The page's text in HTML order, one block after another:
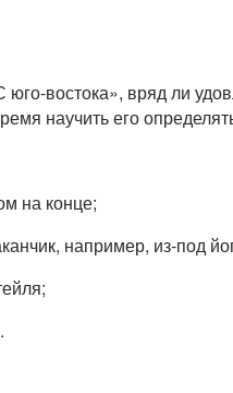
востока», вряд ли
научить его
на конце;
например, из-под